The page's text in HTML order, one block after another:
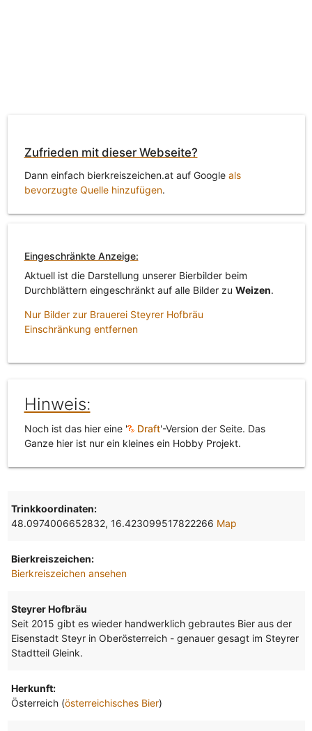
Zufrieden mit dieser Webseite?
Dann einfach bierkreiszeichen.at auf Google als
bevorzugte Quelle hinzufügen.
Eingeschränkte Anzeige:
Aktuell ist die Darstellung unserer Bierbilder beim
Durchblättern eingeschränkt auf alle Bilder zu Weizen.
Nur Bilder zur Brauerei Steyrer Hofbräu
Einschränkung entfernen
Hinweis:
Noch ist das hier eine ' Draft'-Version der Seite. Das
Ganze hier ist nur ein kleines ein Hobby Projekt.
Trinkkoordinaten:
48.0974006652832, 16.423099517822266 Map
Bierkreiszeichen:
Bierkreiszeichen ansehen
Steyrer Hofbräu
Seit 2015 gibt es wieder handwerklich gebrautes Bier aus der
Eisenstadt Steyr in Oberösterreich - genauer gesagt im Steyrer
Stadtteil Gleink.
Herkunft:
Österreich (österreichisches Bier)